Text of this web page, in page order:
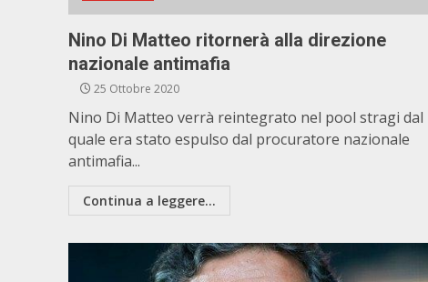
Nino Di Matteo ritornerà alla direzione
nazionale antimafia
25 Ottobre 2020
Nino Di Matteo verrà reintegrato nel pool stragi dal
quale era stato espulso dal procuratore nazionale
antimafia...
Continua a leggere...